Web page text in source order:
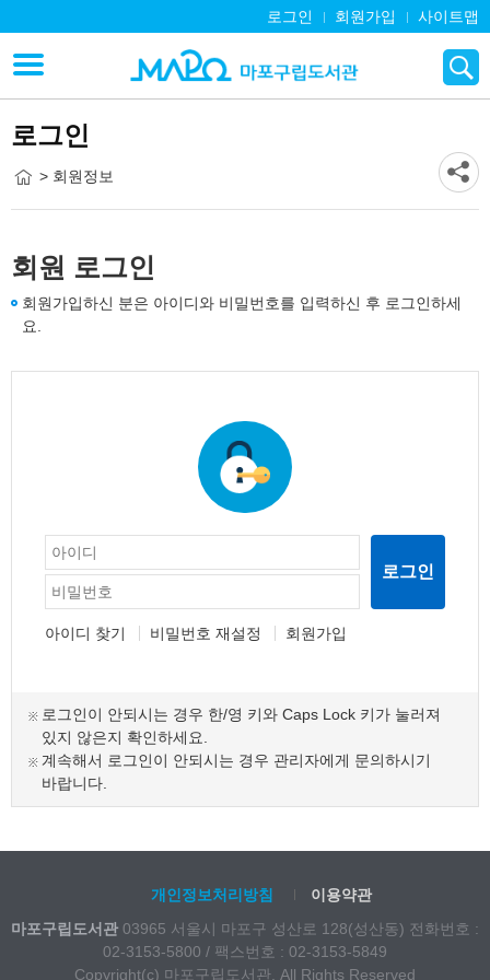
로그인 회원가입 사이트맵
로그인
> 회원정보
회원 로그인
회원가입하신 분은 아이디와 비밀번호를 입력하신 후 로그인하세
요.
로그인
아이디 찾기 비밀번호 재설정 회원가입
로그인이 안되시는 경우 한/영 키와 Caps Lock 키가 눌러져
있지 않은지 확인하세요.
계속해서 로그인이 안되시는 경우 관리자에게 문의하시기
바랍니다.
개인정보처리방침
이용약관
마포구립도서관 03965 서울시 마포구 성산로 128(성산동) 전화번호 :
02-3153-5800 / 팩스번호 : 02-3153-5849
Copyright(c) 마포구립도서관. All Rights Reserved